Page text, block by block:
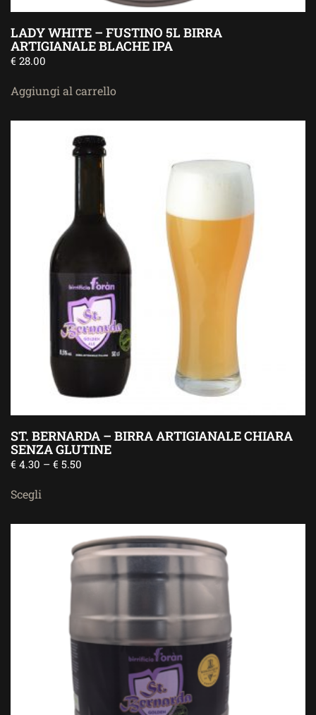
LADY WHITE – FUSTINO 5L BIRRA
ARTIGIANALE BLACHE IPA
€ 28.00
Aggiungi al carrello
ST. BERNARDA – BIRRA ARTIGIANALE CHIARA
SENZA GLUTINE
€ 4.30 – € 5.50
Scegli